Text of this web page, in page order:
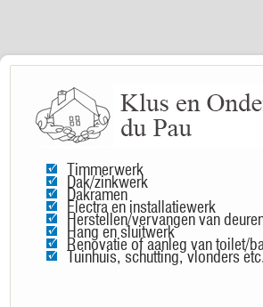
Timmerwerk
Dak/zinkwerk
Dakramen
Electra en installatiewerk
Herstellen/vervangen van
Hang en sluitwerk
Renovatie of aanleg van toilet/
Tuinhuis, schutting, vlonders etc.